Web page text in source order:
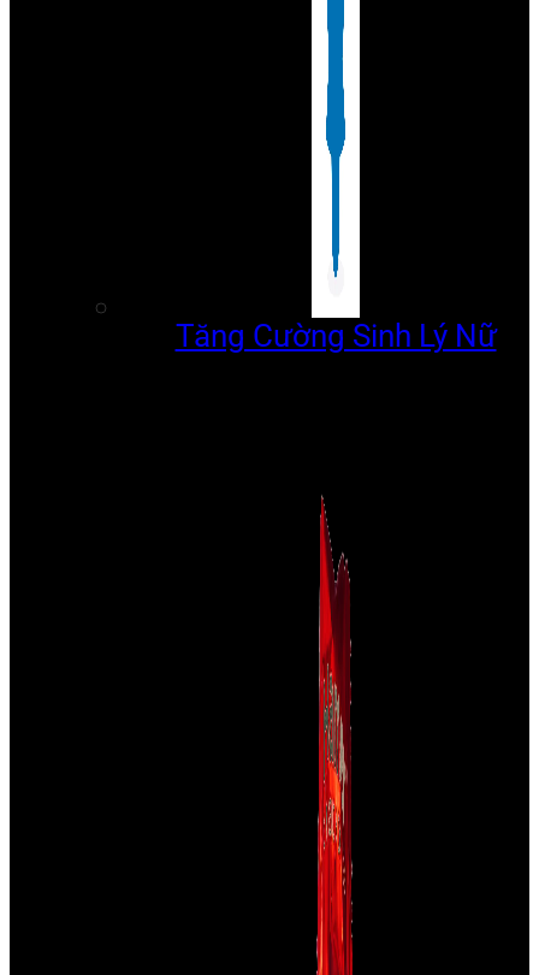
Tăng Cường Sinh Lý Nữ